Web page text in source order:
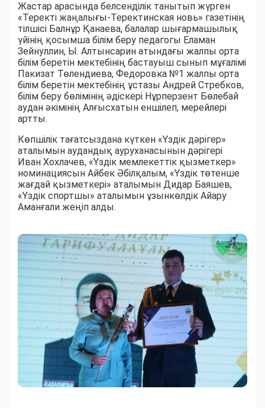
Жастар арасында белсенділік танытып жүрген
«Теректі жаңалығы-Теректинская новь» газетінің
тілшісі Балнұр Қанаева, балалар шығармашылық
үйінің қосымша білім беру педагогы Еламан
Зейнуллин, Ы. Алтынсарин атындағы жалпы орта
білім беретін мектебінің бастауыш сынып мұғалімі
Пакизат Төлендиева, Федоровка №1 жалпы орта
білім беретін мектебінің ұстазы Андрей Стребков,
білім беру бөлімінің әдіскері Нұрперзент Бөлебай
аудан әкімінің Алғысхатын еншілеп, мерейлері
артты.
Көпшілік тағатсыздана күткен «Үздік дәрігер»
аталымын аудандық ауруханасынын дәрігері
Иван Хохлачев, «Үздік мемлекеттік қызметкер»
номинациясын Айбек Әбілқалым, «Үздік төтенше
жағдай қызметкері» аталымын Дидар Баяшев,
«Үздік спортшы» аталымын ұзынкөлдік Айару
Аманғали жеңіп алды.